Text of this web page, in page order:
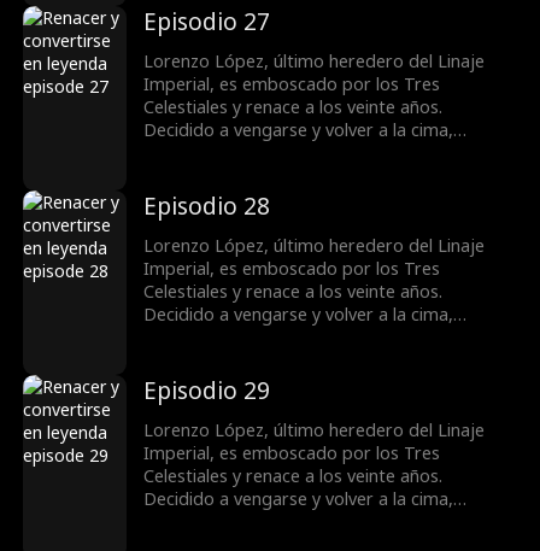
quienes lo despreciaron y humilla a su exnovia
Samantha Salazar. Lorenzo resuelve la crisis
de la familia Vega, derrota al gran maestro
Valeriano y se convierte en una figura
destacada.
Episodio 27
Lorenzo López, último heredero del Linaje
Imperial, es emboscado por los Tres
Celestiales y renace a los veinte años.
Decidido a vengarse y volver a la cima,
quienes lo despreciaron y humilla a su exnovia
Samantha Salazar. Lorenzo resuelve la crisis
de la familia Vega, derrota al gran maestro
Valeriano y se convierte en una figura
destacada.
Episodio 28
Lorenzo López, último heredero del Linaje
Imperial, es emboscado por los Tres
Celestiales y renace a los veinte años.
Decidido a vengarse y volver a la cima,
quienes lo despreciaron y humilla a su exnovia
Samantha Salazar. Lorenzo resuelve la crisis
de la familia Vega, derrota al gran maestro
Valeriano y se convierte en una figura
destacada.
Episodio 29
Lorenzo López, último heredero del Linaje
Imperial, es emboscado por los Tres
Celestiales y renace a los veinte años.
Decidido a vengarse y volver a la cima,